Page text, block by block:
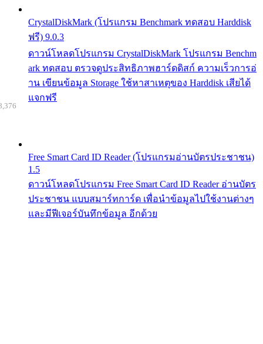
CrystalDiskMark (โปรแกรม Benchmark ทดสอบ Harddisk
ฟรี) 9.0.3
ดาวน์โหลดโปรแกรม CrystalDiskMark โปรแกรม Benchm
ark ทดสอบ ตรวจดูประสิทธิภาพฮาร์ดดิสก์ ความเร็วการอ่
าน เขียนข้อมูล Storage ใช้หาสาเหตุของ Harddisk เสียได้
แจกฟรี
Free Smart Card ID Reader (โปรแกรมอ่านบัตรประชาชน)
1.5
ดาวน์โหลดโปรแกรม Free Smart Card ID Reader อ่านบัตร
ประชาชน แบบสมาร์ทการ์ด เพื่อนำข้อมูลไปใช้งานต่างๆ
และมีฟีเจอร์บันทึกข้อมูล อีกด้วย